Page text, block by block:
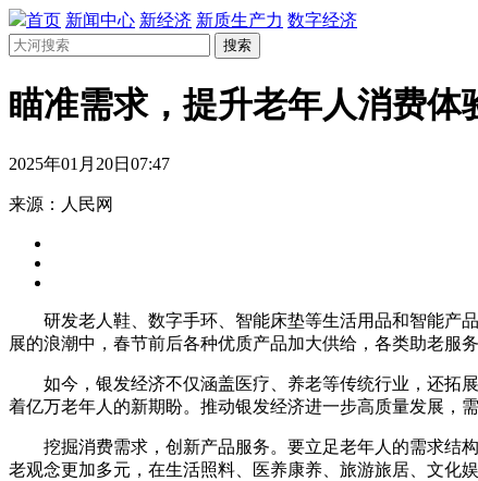
首页 新闻中心 新经济 新质生产力 数字经济
搜索
瞄准需求，提升老年人消费体
2025年01月20日07:47
来源：人民网
研发老人鞋、数字手环、智能床垫等生活用品和智能产
展的浪潮中，春节前后各种优质产品加大供给，各类助老服
如今，银发经济不仅涵盖医疗、养老等传统行业，还拓展
着亿万老年人的新期盼。推动银发经济进一步高质量发展，
挖掘消费需求，创新产品服务。要立足老年人的需求结构
老观念更加多元，在生活照料、医养康养、旅游旅居、文化